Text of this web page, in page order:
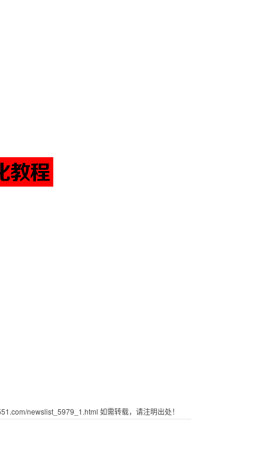
newslist_5979_1.html 如需转载，请注明出处！